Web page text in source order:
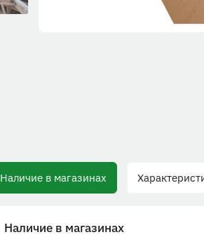
Наличие в магазинах
Наличие в магазинах